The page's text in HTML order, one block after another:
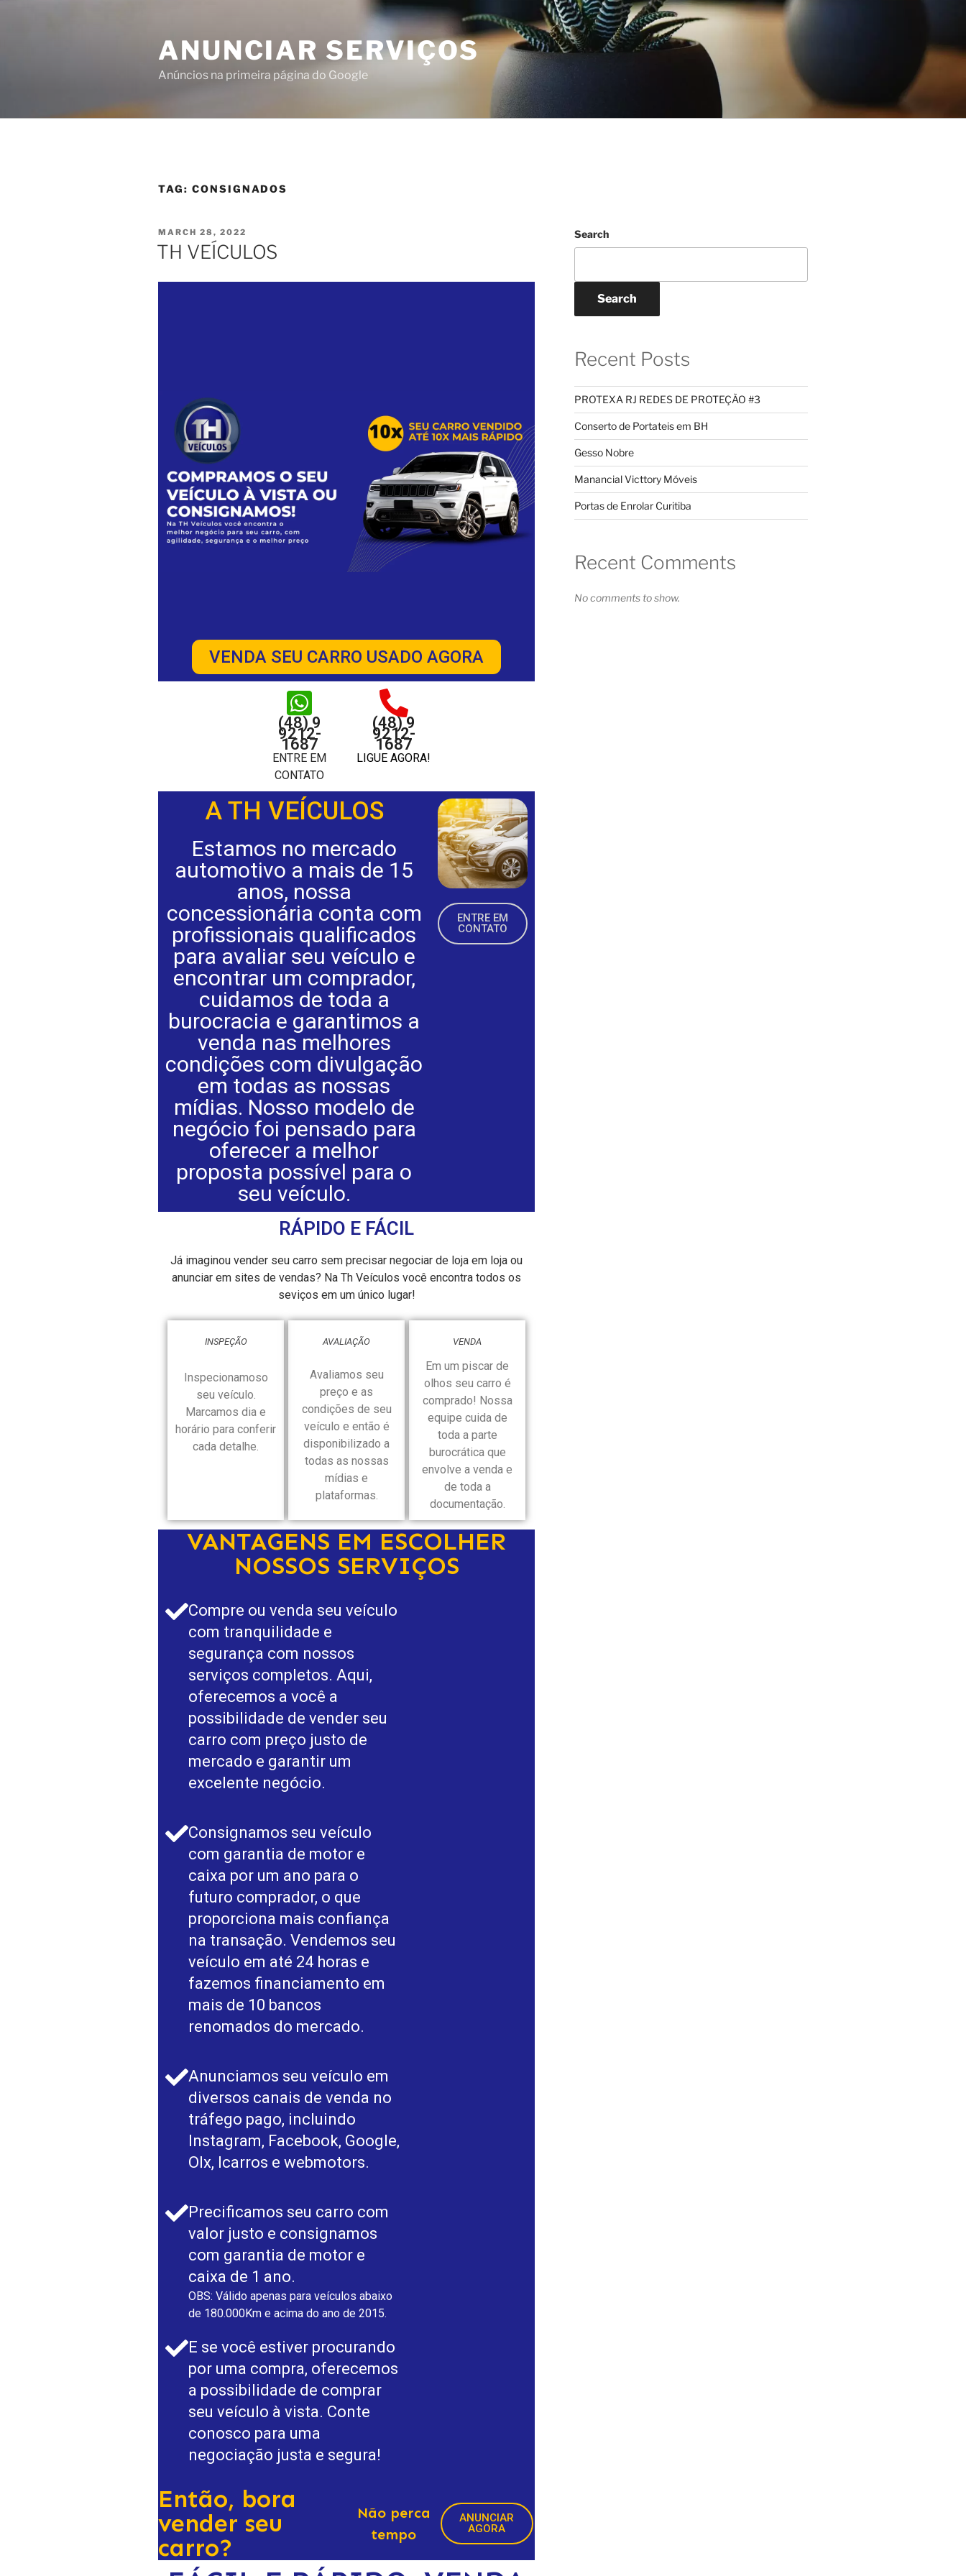
ANUNCIAR SERVIÇOS
Anúncios na primeira página do Google
TAG: CONSIGNADOS
MARCH 28, 2022
TH VEÍCULOS
VENDA SEU CARRO USADO AGORA
(48) 9
9212-
1687
ENTRE EM
CONTATO
(48) 9
9212-
1687
LIGUE AGORA!
A TH VEÍCULOS
Estamos no mercado
automotivo a mais de 15
anos, nossa
concessionária conta com
profissionais qualificados
para avaliar seu veículo e
encontrar um comprador,
cuidamos de toda a
burocracia e garantimos a
venda nas melhores
condições com divulgação
em todas as nossas
mídias. Nosso modelo de
negócio foi pensado para
oferecer a melhor
proposta possível para o
seu veículo.
ENTRE EM
CONTATO
RÁPIDO E FÁCIL
Já imaginou vender seu carro sem precisar negociar de loja em loja ou
anunciar em sites de vendas? Na Th Veículos você encontra todos os
seviços em um único lugar!
INSPEÇÃO
Inspecionamoso
seu veículo.
Marcamos dia e
horário para conferir
cada detalhe.
AVALIAÇÃO
Avaliamos seu
preço e as
condições de seu
veículo e então é
disponibilizado a
todas as nossas
mídias e
plataformas.
VENDA
Em um piscar de
olhos seu carro é
comprado! Nossa
equipe cuida de
toda a parte
burocrática que
envolve a venda e
de toda a
documentação.
VANTAGENS EM ESCOLHER
NOSSOS SERVIÇOS
Compre ou venda seu veículo
com tranquilidade e
segurança com nossos
serviços completos. Aqui,
oferecemos a você a
possibilidade de vender seu
carro com preço justo de
mercado e garantir um
excelente negócio.
Consignamos seu veículo
com garantia de motor e
caixa por um ano para o
futuro comprador, o que
proporciona mais confiança
na transação. Vendemos seu
veículo em até 24 horas e
fazemos financiamento em
mais de 10 bancos
renomados do mercado.
Anunciamos seu veículo em
diversos canais de venda no
tráfego pago, incluindo
Instagram, Facebook, Google,
Olx, Icarros e webmotors.
Precificamos seu carro com
valor justo e consignamos
com garantia de motor e
caixa de 1 ano.
OBS: Válido apenas para veículos abaixo
de 180.000Km e acima do ano de 2015.
E se você estiver procurando
por uma compra, oferecemos
a possibilidade de comprar
seu veículo à vista. Conte
conosco para uma
negociação justa e segura!
Então, bora
vender seu
carro?
Não perca
tempo
ANUNCIAR
AGORA
Search
Search
Recent Posts
PROTEXA RJ REDES DE PROTEÇÃO #3
Conserto de Portateis em BH
Gesso Nobre
Manancial Victtory Móveis
Portas de Enrolar Curitiba
Recent Comments
No comments to show.